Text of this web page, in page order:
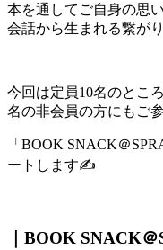
本を通してご自身の思
会話から生まれる繋が
今回は定員10名のとこ
名の非会員の方にもご
「BOOK SNACK＠
ートします✍
｜BOOK SNACK